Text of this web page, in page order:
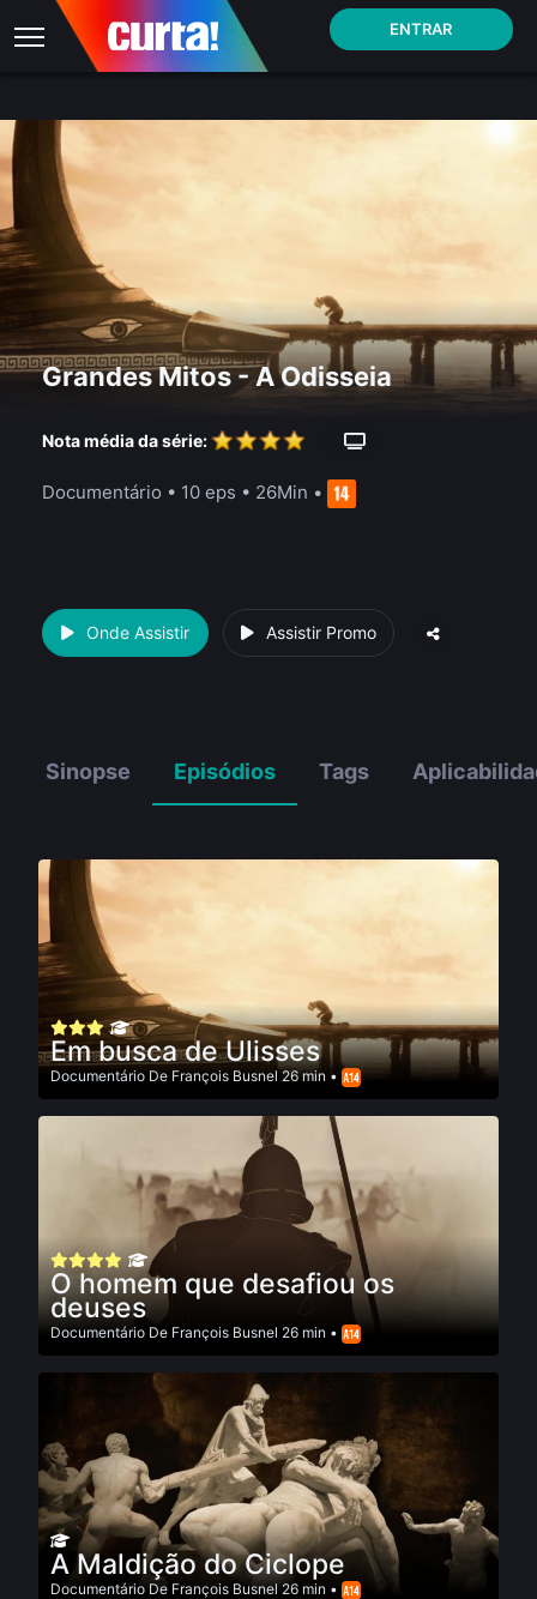
ENTRAR
Grandes Mitos - A Odisseia
Nota média da série:
Documentário • 10 eps • 26Min •
Onde Assistir Assistir Promo
Sinopse Episódios Tags
Em busca de Ulisses
Documentário De François Busnel 26 min •
O homem que desafiou os
deuses
Documentário De François Busnel 26 min •
A Maldição do Ciclope
Documentário De François Busnel26 min •